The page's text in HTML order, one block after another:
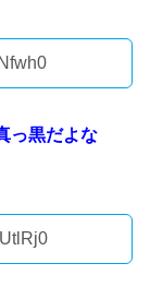
っ黒だよな